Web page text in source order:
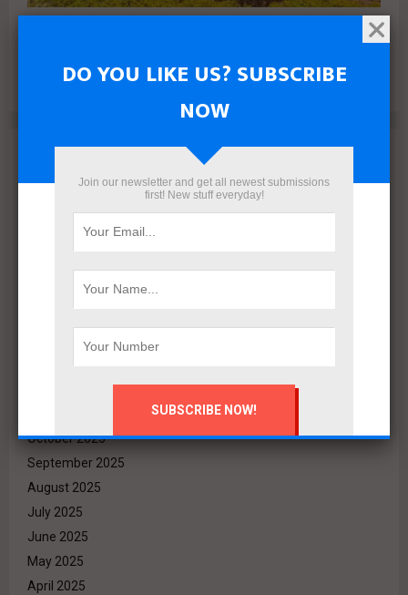
البنك الأهلي المصري وإدارة أمناء الاستثمار يتعاقدان مع رامتان
للتطوير العقاري لطرح وحدات جاهزة بالعاصمة الإدارية
July 2026
April 2026
February 2026
December 2025
October 2025
September 2025
August 2025
July 2025
June 2025
May 2025
April 2025
DO YOU LIKE US? SUBSCRIBE
NOW
Join our newsletter and get all newest submissions
first! New stuff everyday!